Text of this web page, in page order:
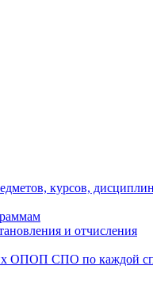
курсов,
и отчисления
ОПОП СПО по каждой